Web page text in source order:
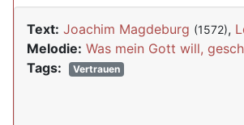
Text: Joachim Magdeburg (1572),
Melodie: Was mein Gott will,
Tags:
Vertrauen